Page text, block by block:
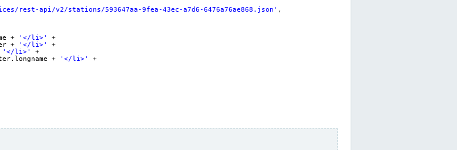
rest-api/v2/stations/593647aa-9fea-43ec-a7d6-6476a76ae868.json ' ,
+ '</li>'
+
+ '</li>'
+
'</li>'
+
+ '</li>'
+